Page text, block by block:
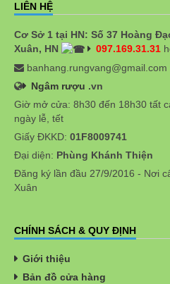
LIÊN HỆ
Cơ Sở 1 tại HN: Số 37 Hoàng
Xuân, HN
097.169.31.31
banhang.rungvang@gmail.com
Ngâm rượu .vn
Giờ mở cửa: 8h30 đến 18h30 tất
ngày lễ, tết
Giấy ĐKKD: 01F8009741
Đại diện: Phùng Khánh Thiện
Đăng ký lần đầu 27/9/2016 - Nơi
Xuân
CHÍNH SÁCH & QUY ĐỊNH
Giới thiệu
Bản đồ cửa hàng